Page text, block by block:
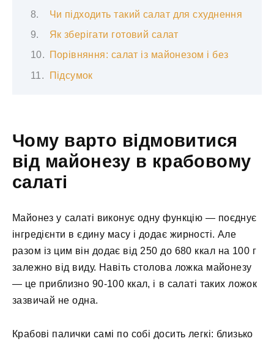
Чи підходить такий салат для схуднення
Як зберігати готовий салат
Порівняння: салат із майонезом і без
Підсумок
Чому варто відмовитися
від майонезу в крабовому
салаті
Майонез у салаті виконує одну функцію — поєднує
інгредієнти в єдину масу і додає жирності. Але
разом із цим він додає від 250 до 680 ккал на 100 г
залежно від виду. Навіть столова ложка майонезу
— це приблизно 90-100 ккал, і в салаті таких ложок
зазвичай не одна.
Крабові палички самі по собі досить легкі: близько